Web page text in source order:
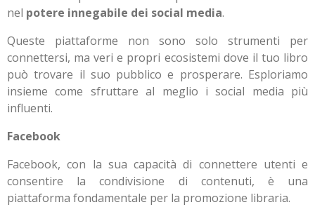
nel potere innegabile dei social media.
Queste piattaforme non sono solo strumenti per
connettersi, ma veri e propri ecosistemi dove il tuo libro
può trovare il suo pubblico e prosperare. Esploriamo
insieme come sfruttare al meglio i social media più
influenti.
Facebook
Facebook, con la sua capacità di connettere utenti e
consentire la condivisione di contenuti, è una
piattaforma fondamentale per la promozione libraria.